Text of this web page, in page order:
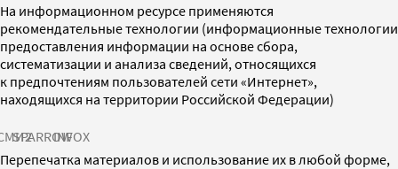
На информационном ресурсе применяются
рекомендательные технологии (информационные технологии
предоставления информации на основе сбора,
систематизации и анализа сведений, относящихся
к предпочтениям пользователей сети «Интернет»,
находящихся на территории Российской Федерации)
SPARROWINFOX
Перепечатка материалов и использование их в любой форме,